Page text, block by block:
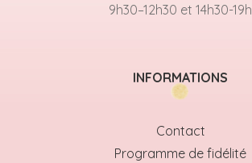
9h30–12h30 et 14h30-19h
INFORMATIONS
Contact
Programme de fidélité